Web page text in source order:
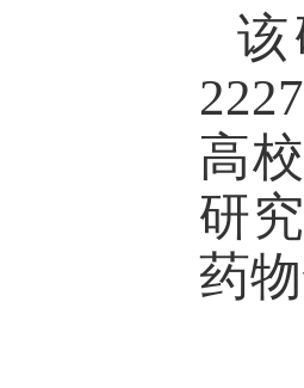
高
研
药